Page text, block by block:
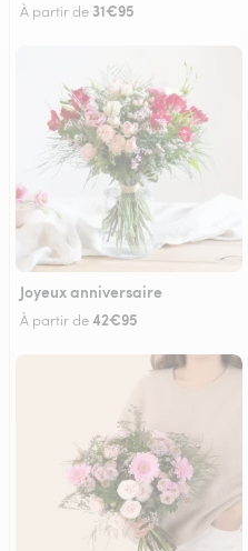
À partir de 31€95
Joyeux anniversaire
À partir de42€95